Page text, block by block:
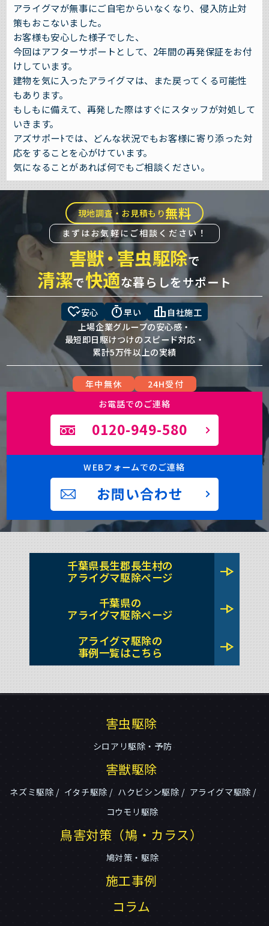
アライグマが無事にご自宅からいなくなり、侵入防止対
策もおこないました。
お客様も安心した様子でした、
今回はアフターサポートとして、2年間の再発保証をお付
けしています。
建物を気に入ったアライグマは、また戻ってくる可能性
もあります。
もしもに備えて、再発した際はすぐにスタッフが対処して
いきます。
アズサポーﾄでは、どんな状況でもお客様に寄り添った対
応をすることを心がけています。
気になることがあれば何でもご相談ください。
現地調査・お見積もり無料
まずはお気軽にご相談ください！
害獣・害虫駆除で
清潔で快適な暮らしをサポート
heart_check安心 timer早い leaderboard 自社施工
上場企業グループの安心感・
最短即日駆けつけのスピード対応・
累計5万件以上の実績
年中無休
24H受付
お電話でのご連絡
0120-949-580
WEBフォームでのご連絡
お問い合わせ
千葉県長生郡長生村の
アライグマ駆除ページ
line_end_arrow
千葉県の
アライグマ駆除ページ
line_end_arrow
アライグマ駆除の
事例一覧はこちら
line_end_arrow
害虫駆除
シロアリ駆除・予防
害獣駆除
ネズミ駆除 イタチ駆除 ハクビシン駆除
アライグマ駆除
コウモリ駆除
鳥害対策（鳩・カラス）
鳩対策・駆除
施工事例
コラム